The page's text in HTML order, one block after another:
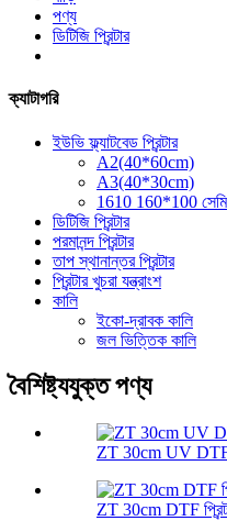
পণ্য
ডিটিজি প্রিন্টার
ক্যাটাগরি
ইউভি ফ্ল্যাটবেড প্রিন্টার
A2(40*60cm)
A3(40*30cm)
1610 160*100 সেমি
ডিটিজি প্রিন্টার
পরমানন্দ প্রিন্টার
তাপ স্থানান্তর প্রিন্টার
প্রিন্টার খুচরা যন্ত্রাংশ
কালি
ইকো-দ্রাবক কালি
জল ভিত্তিক কালি
বৈশিষ্ট্যযুক্ত পণ্য
ZT 30cm UV DTF
ZT 30cm DTF